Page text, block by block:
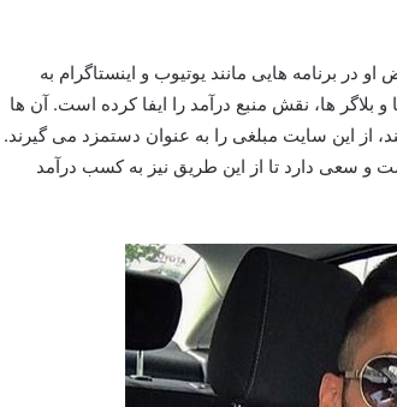
برنامه هایی مانند یوتیوب و اینستاگرام به
بلاگر ها، نقش منبع درآمد را ایفا کرده است. آن ها
از این سایت مبلغی را به عنوان دستمزد می گیرند.
و سعی دارد تا از این طریق نیز به کسب درآمد